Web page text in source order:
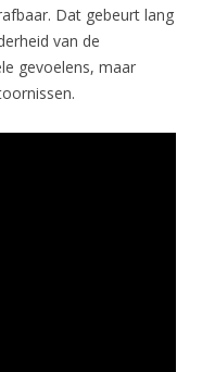
Dat gebeurt lang
van de
gevoelens, maar